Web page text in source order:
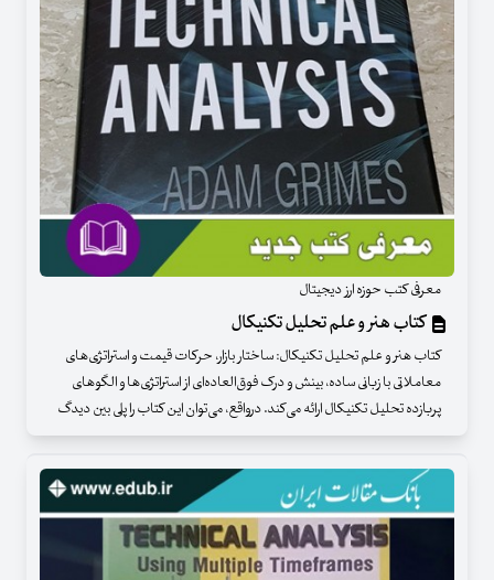
معرفی کتب حوزه ارز دیجیتال
کتاب هنر و علم تحلیل تکنیکال
کتاب هنر و علم تحلیل تکنیکال: ساختار بازار، حرکات قیمت و استراتژی‌های
معاملاتی با زبانی ساده، بینش و درک فوق‌العاده‌ای از استراتژی‌ها و الگوهای
پربازده تحلیل تکنیکال ارائه می‌کند. درواقع، می‌توان این کتاب را پلی بین دیدگ